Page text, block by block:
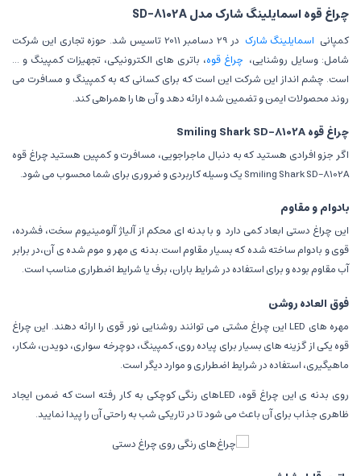
چراغ قوه اسمایلینگ شارک مدل SD-8102A
کمپانی اسمایلینگ شارک
در 29 دسامبر 2011 تاسیس شد. حوزه تجاری این شرکت
شامل: وسایل روشنایی، چراغ قوه، باتری های الکترونیکی، تجهیزات کمپینگ و ...
است. چشم انداز این شرکت این است که برای کسانی که به کمپینگ و مسافرت می
روند محصولات ایمن و تضمین شده ارائه دهد و آن ها را همراهی کند.
چراغ قوه Smiling Shark SD-8102A
اگر جزو افرادی هستید که به دنبال ماجراجویی، مسافرت و کمپین هستید چراغ قوه
Smiling Shark SD-8102A یک وسیله کاربردی و ضروری برای شما محسوب می شود.
بادوام و مقاوم
این چراغ دستی ابعاد کمی دارد و با بدنه ای محکم از آلیاژ آلومینیوم سخت، فشرده،
قوی و بادوام ساخته شده که بسیار مقاوم است.بدنه ی مهر و موم شده ی آن،در برابر
آب مقاوم بوده و برای استفاده در شرایط باران، برف یا شرایط اضطراری مناسب است.
فوق العاده روشن
مهره های LED این چراغ مشتی می توانند روشنایی نور قوی را ارائه دهند. این چراغ
قوه یکی از گزینه های بسیار برای پیاده روی، کمپینگ، دوچرخه سواری، دویدن، شکار،
ماهیگیری، استفاده در شرایط اضطراری و موارد دیگر است.
روی بدنه ی این چراغ قوه، LEDهای رنگی کوچکی به کار رفته است که ضمن ایجاد
ظاهری جذاب برای آن باعث می شود تا در تاریکی شب به راحتی آن را پیدا نمایید.